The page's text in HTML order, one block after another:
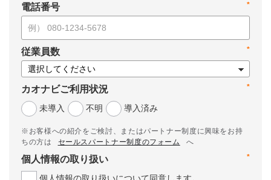
*
電話番号
*
従業員数
*
カオナビご利用状況
未導入
不明 導入済み
※お客様への紹介をご検討、またはパートナー制度に興味をお持
ちの方は
セールスパートナー制度のフォーム
へ
*
個人情報の取り扱い
個人情報の取り扱いについて同意します。